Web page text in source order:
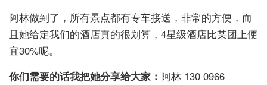
阿林做到了，所有景点都有专车接送，非常的方便，而
且她给定我们的酒店真的很划算，4星级酒店比某团上便
宜30%呢。
你们需要的话我把她分享给大家： 阿林 130 0966